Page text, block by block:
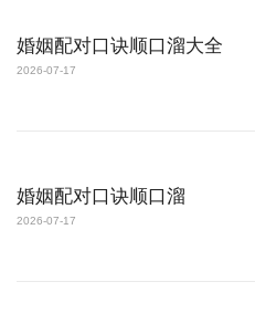
婚姻配对口诀顺口溜大全
2026-07-17
婚姻配对口诀顺口溜
2026-07-17